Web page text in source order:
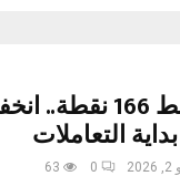
"داو جونز" يهبط
التعاملات
0
63